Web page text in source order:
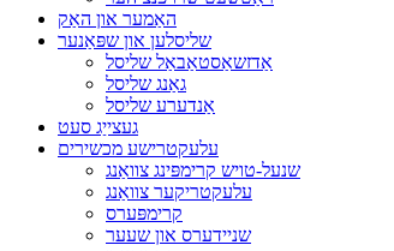
האַמער און האַק
שליסלען און שפּאַנער
אַדזשאַסטאַבאַל שליסל
גאַנג שליסל
אַנדערע שליסל
געצייַג סעט
עלעקטרישע מכשירים
שנעל-טויש קרימפּינג צוואַנג
עלעקטריקער צוואַנג
קרימפּערס
שניידערס און שעער